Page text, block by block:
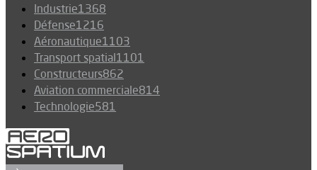
Industrie1368
Défense1216
Aéronautique1103
Transport spatial1101
Constructeurs862
Aviation commerciale814
Technologie581